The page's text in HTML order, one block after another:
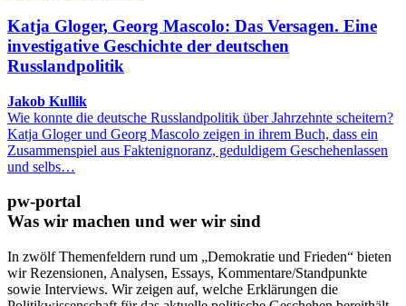
Katja Gloger, Georg Mascolo: Das Versagen. Eine
investigative Geschichte der deutschen
Russlandpolitik
Jakob Kullik
Wie konnte die deutsche Russlandpolitik über Jahrzehnte scheitern?
Katja Gloger und Georg Mascolo zeigen in ihrem Buch, dass ein
Zusammenspiel aus Faktenignoranz, geduldigem Geschehenlassen
und selbs…
pw-portal
Was wir machen und wer wir sind
In zwölf Themenfeldern rund um „Demokratie und Frieden“ bieten
wir Rezensionen, Analysen, Essays, Kommentare/Standpunkte
sowie Interviews. Wir zeigen auf, welche Erklärungen die